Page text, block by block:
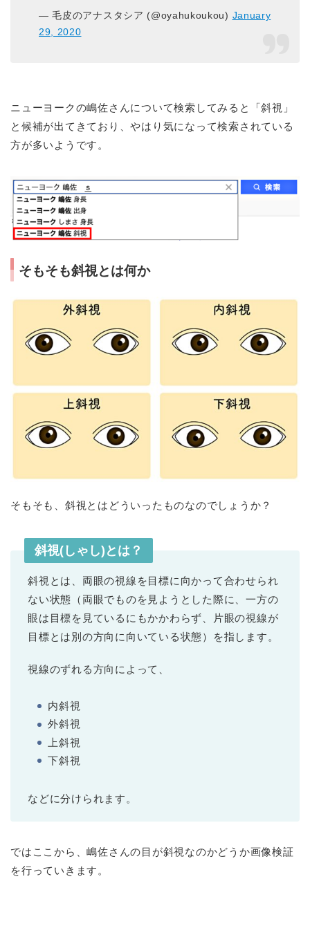
— 毛皮のアナスタシア (@oyahukoukou) January
29, 2020
ニューヨークの嶋佐さんについて検索してみると「斜視」
と候補が出てきており、やはり気になって検索されている
方が多いようです。
そもそも斜視とは何か
そもそも、斜視とはどういったものなのでしょうか？
斜視(しゃし)とは？
斜視とは、両眼の視線を目標に向かって合わせられ
ない状態（両眼でものを見ようとした際に、一方の
眼は目標を見ているにもかかわらず、片眼の視線が
目標とは別の方向に向いている状態）を指します。
視線のずれる方向によって、
内斜視
外斜視
上斜視
下斜視
などに分けられます。
ではここから、嶋佐さんの目が斜視なのかどうか画像検証
を行っていきます。